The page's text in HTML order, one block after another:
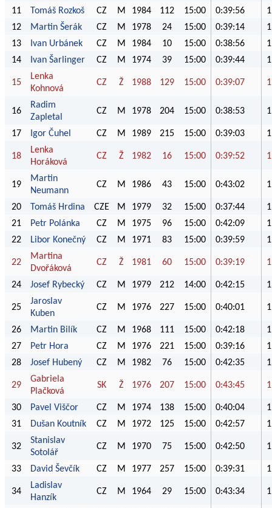
11 Tomáš Rozkoš CZ M 1984 112 15:00 0:39:56
12
Martin Šerák CZ M 1978 24 15:00 0:39:14
13
Ivan Urbánek CZ M 1984 10 15:00 0:38:56
14
Ivan Šarlinger CZ M 1974 39 15:00 0:39:44
15
Lenka
Kohnová
CZ Ž 1988 129 15:00 0:39:07
16
Radim
Zapletal
CZ M 1978 204 15:00 0:38:53
17 Igor Čuhel CZ M 1989 215 15:00 0:39:03
18
Lenka
Horáková
CZ Ž 1982 16 15:00 0:39:52
19
Martin
Neumann
CZ M 1986 43 15:00 0:43:02
20 Tomáš Hrdina CZE M 1979 32 15:00 0:37:44
21
Petr Polánka CZ M 1975 96 15:00 0:42:09
22
Libor Konečný CZ M 1971 83 15:00 0:39:59
22
Martina
Dvořáková
CZ Ž 1981 60 15:00 0:39:19
24 Josef Rybecký CZ M 1979 212 14:00 0:42:15
25
Jaroslav
Kuben
CZ M 1976 227 15:00 0:40:01
26 Martin Bilík CZ M 1968 111 15:00 0:42:18
27
Petr Hora CZ M 1976 221 15:00 0:39:16
28
Josef Hubený CZ M 1982 76 15:00 0:42:35
29
Gabriela
Plačková
SK Ž 1976 207 15:00 0:43:45
30 Pavel Viščor CZ M 1974 138 15:00 0:40:04
31
Dušan Koutník CZ M 1972 125 15:00 0:42:57
32
Stanislav
Sotolář
CZ M 1970 75 15:00 0:42:50
33 David Ševčík CZ M 1977 257 15:00 0:39:31
34
Ladislav
Hanzík
CZ M 1964 29 15:00 0:43:34